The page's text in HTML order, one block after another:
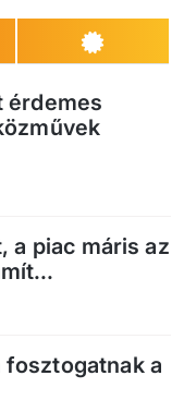
érdemes
a piac máris az
fosztogatnak a